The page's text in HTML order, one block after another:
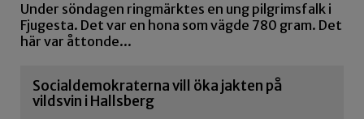
Under söndagen ringmärktes en ung pilgrimsfalk i
Fjugesta. Det var en hona som vägde 780 gram. Det
här var åttonde...
Socialdemokraterna vill öka jakten på
vildsvin i Hallsberg